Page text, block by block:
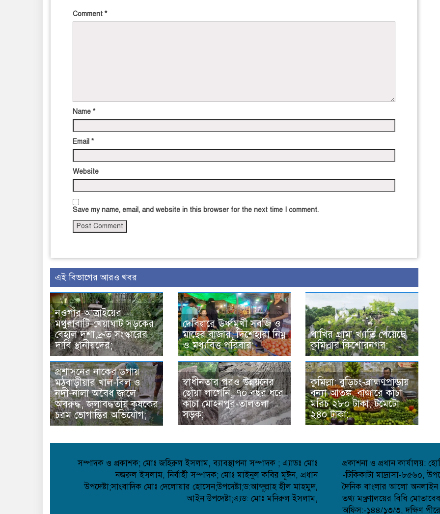
Comment *
Name *
Email *
Website
Save my name, email, and website in this browser for the next time I comment.
এই বিভাগের আরও খবর
নওগাঁর আত্রাইয়ের
মথুরাবাটি-খেয়াঘাট সড়কের
বেহাল দশা,দ্রুত সংস্কারের
দাবি স্থানীয়দের;
দেবিদ্বারে ঊর্ধ্বমুখী সবজি ও
মাছের বাজার, দিশেহারা নিম্ন
ও মধ্যবিত্ত পরিবার;
পাখির গ্রাম’ খ্যাতি পেয়েছে
কুমিল্লার কিশোরনগর;
প্রশাসনের নাকের ডগায়
মঠবাড়ীয়ার খাল-বিল ও
নদী-নালা অবৈধ জালে
অবরুদ্ধ, জলাবদ্ধতায় কৃষকের
চরম ভোগান্তির অভিযোগ;
স্বাধীনতার পরও উন্নয়নের
ছোঁয়া লাগেনি, ৭০ বছর ধরে
কাঁচা মোহনপুর-তালতলা
সড়ক;
কুমিল্লা: বুড়িচং-ব্রাহ্মণপাড়ায়
বন্যা আতঙ্ক, বাজারে কাঁচা
মরিচ ২৮০ টাকা, টমেটো
২৪০ টাকা;
সম্পাদক ও প্রকাশক; মোঃ জহিরুল ইসলাম, ব্যাবস্থাপনা সম্পাদক ; এ্যাডঃ মোঃ
নজরুল ইসলাম, নির্বাহী সম্পাদক; মোঃ মাইনুল কবির মূঈন, প্রধান
উপদেষ্টা;সাংবাদিক মোঃ দেলোয়ার হোসেন;উপদেষ্টা;ড:আব্দূল্লাহ হীল মাহমুদ,
আইন উপদেষ্টা;এ্যড: মোঃ মনিরুল ইসলাম,
প্রকাশনা ও প্রধান কার্যালয়:
-টিকিকাটা মাদ্রাসা-৮৫৬০,
দৈনিক বাংলার আলো অনলাইন
তথ্য মন্ত্রণালয়ের বিধি
অফিস:-১৪৪/১৩/৩, দক্ষিণ